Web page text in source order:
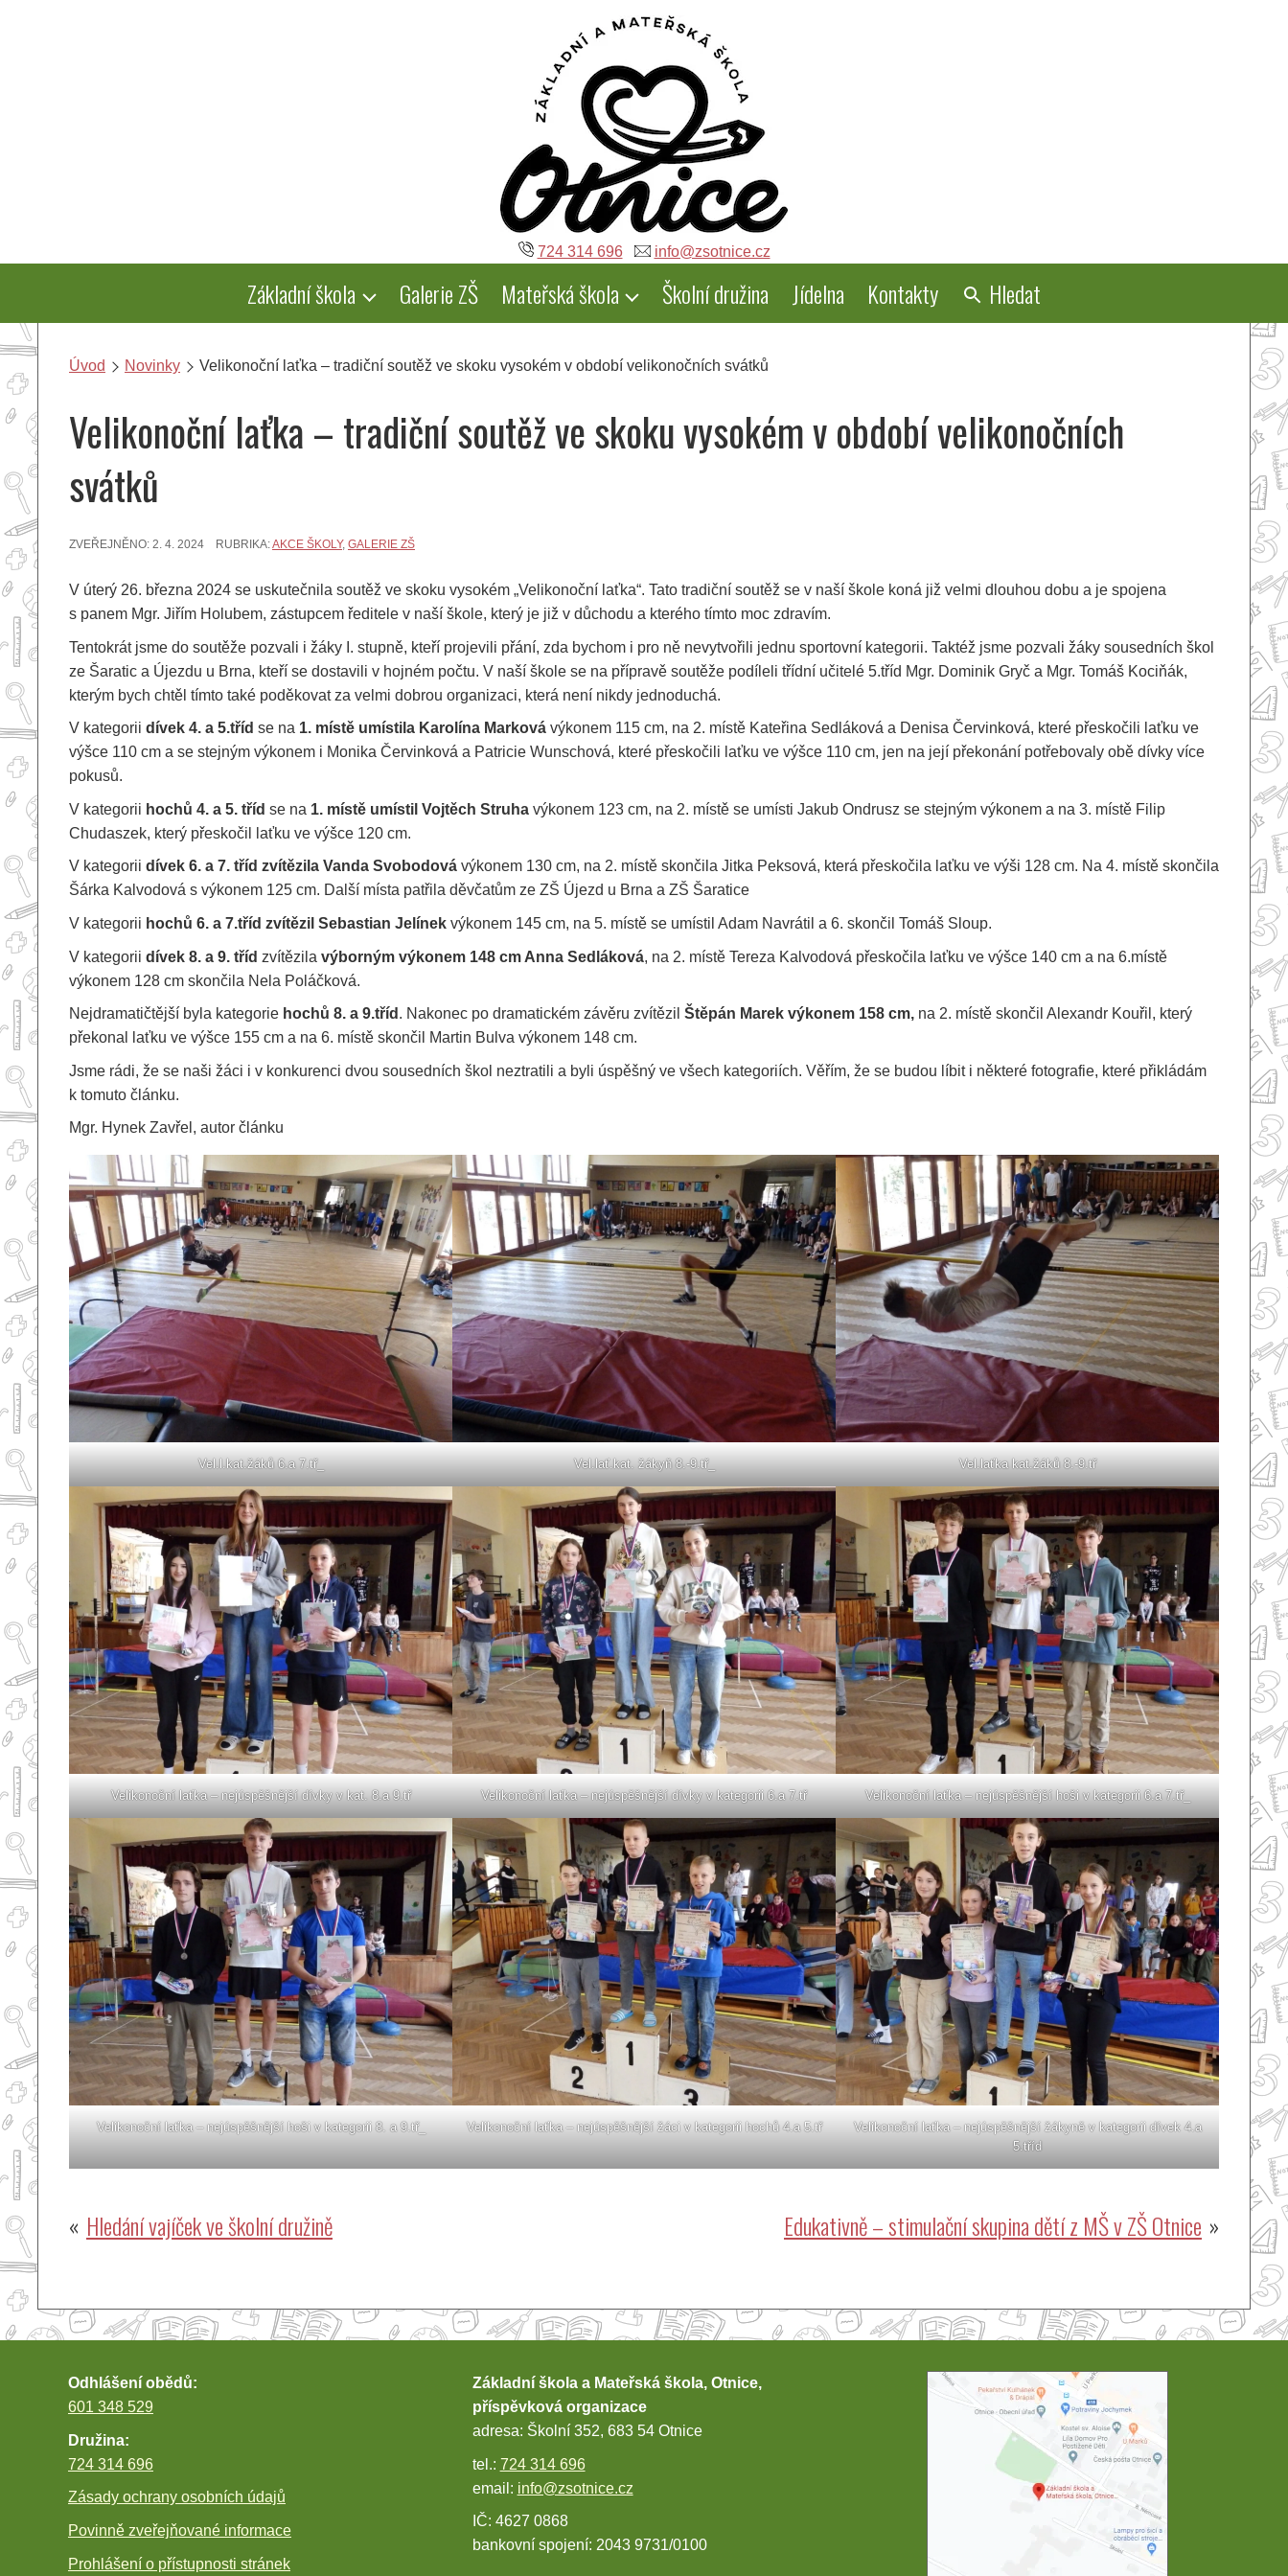
724 314 696 info@zsotnice.cz
Základní škola Galerie ZŠ Mateřská škola Školní družina Jídelna Kontakty Hledat
Úvod Novinky Velikonoční laťka – tradiční soutěž ve skoku vysokém v období velikonočních svátků
Velikonoční laťka – tradiční soutěž ve skoku vysokém v období velikonočních
svátků
ZVEŘEJNĚNO: 2. 4. 2024 RUBRIKA:AKCE ŠKOLY, GALERIE ZŠ
V úterý 26. března 2024 se uskutečnila soutěž ve skoku vysokém „Velikonoční laťka“. Tato tradiční soutěž se v naší škole koná již velmi dlouhou dobu a je spojena
s panem Mgr. Jiřím Holubem, zástupcem ředitele v naší škole, který je již v důchodu a kterého tímto moc zdravím.
Tentokrát jsme do soutěže pozvali i žáky I. stupně, kteří projevili přání, zda bychom i pro ně nevytvořili jednu sportovní kategorii. Taktéž jsme pozvali žáky sousedních škol
ze Šaratic a Újezdu u Brna, kteří se dostavili v hojném počtu. V naší škole se na přípravě soutěže podíleli třídní učitelé 5.tříd Mgr. Dominik Gryč a Mgr. Tomáš Kociňák,
kterým bych chtěl tímto také poděkovat za velmi dobrou organizaci, která není nikdy jednoduchá.
V kategorii dívek 4. a 5.tříd se na 1. místě umístila Karolína Marková výkonem 115 cm, na 2. místě Kateřina Sedláková a Denisa Červinková, které přeskočili laťku ve
výšce 110 cm a se stejným výkonem i Monika Červinková a Patricie Wunschová, které přeskočili laťku ve výšce 110 cm, jen na její překonání potřebovaly obě dívky více
pokusů.
V kategorii hochů 4. a 5. tříd se na 1. místě umístil Vojtěch Struha výkonem 123 cm, na 2. místě se umísti Jakub Ondrusz se stejným výkonem a na 3. místě Filip
Chudaszek, který přeskočil laťku ve výšce 120 cm.
V kategorii dívek 6. a 7. tříd zvítězila Vanda Svobodová výkonem 130 cm, na 2. místě skončila Jitka Peksová, která přeskočila laťku ve výši 128 cm. Na 4. místě skončila
Šárka Kalvodová s výkonem 125 cm. Další místa patřila děvčatům ze ZŠ Újezd u Brna a ZŠ Šaratice
V kategorii hochů 6. a 7.tříd zvítězil Sebastian Jelínek výkonem 145 cm, na 5. místě se umístil Adam Navrátil a 6. skončil Tomáš Sloup.
V kategorii dívek 8. a 9. tříd zvítězila výborným výkonem 148 cm Anna Sedláková, na 2. místě Tereza Kalvodová přeskočila laťku ve výšce 140 cm a na 6.místě
výkonem 128 cm skončila Nela Poláčková.
Nejdramatičtější byla kategorie hochů 8. a 9.tříd . Nakonec po dramatickém závěru zvítězil Štěpán Marek výkonem 158 cm, na 2. místě skončil Alexandr Kouřil, který
překonal laťku ve výšce 155 cm a na 6. místě skončil Martin Bulva výkonem 148 cm.
Jsme rádi, že se naši žáci i v konkurenci dvou sousedních škol neztratili a byli úspěšný ve všech kategoriích. Věřím, že se budou líbit i některé fotografie, které přikládám
k tomuto článku.
Mgr. Hynek Zavřel, autor článku
Vel.l.kat.žáků 6.a 7.tř_ Vel.lať.kat. žákyň 8.-9.tř_ Vel.laťka kat.žáků 8.-9.tř
Velikonoční laťka – nejúspěšnější dívky v kat. 8.a 9.tř Velikonoční laťka – nejúspěšnější dívky v kategorii 6.a 7.tř Velikonoční laťka – nejúspěšnější hoši v kategorii 6.a 7.tř_
Velikonoční laťka – nejúspěšnější hoši v kategorii 8. a 9.tř_ Velikonoční laťka – nejúspěšnější žáci v kategorii hochů 4.a 5.tř
Velikonoční laťka – nejúspěšnější žákyně v kategorii dívek 4.a
5.tříd
Navigace
příspěvek
Hledání vajíček ve školní družině Edukativně – stimulační skupina dětí z MŠ v ZŠ Otnice
Odhlášení obědů:
601 348 529
Družina:
724 314 696
Zásady ochrany osobních údajů
Povinně zveřejňované informace
Prohlášení o přístupnosti stránek
Základní škola a Mateřská škola, Otnice,
příspěvková organizace
adresa: Školní 352, 683 54 Otnice
tel.: 724 314 696
email: info@zsotnice.cz
IČ: 4627 0868
bankovní spojení: 2043 9731/0100